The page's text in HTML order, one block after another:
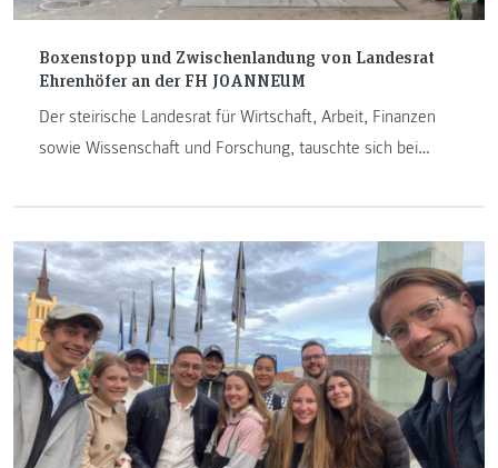
Boxenstopp und Zwischenlandung von Landesrat
Ehrenhöfer an der FH JOANNEUM
Der steirische Landesrat für Wirtschaft, Arbeit, Finanzen
sowie Wissenschaft und Forschung, tauschte sich bei